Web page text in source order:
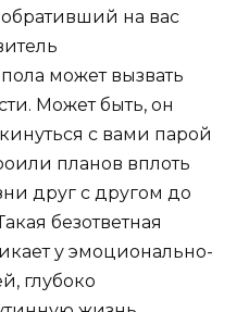
на вас
может вызвать
Может быть, он
с вами парой
планов вплоть
друг с другом до
безответная
у эмоционально-
глубоко